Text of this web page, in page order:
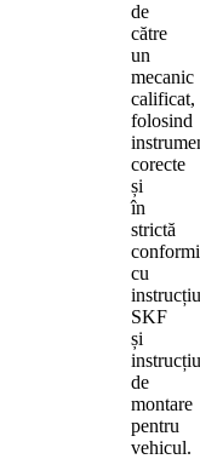
de
către
un
mecanic
calificat,
folosind
corecte
și
în
strictă
cu
SKF
și
de
montare
pentru
vehicul.